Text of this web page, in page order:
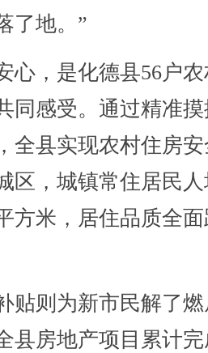
了地。”
，是化德县56户农
同感受。通过精准
全县实现农村住房
区，城镇常住居民
方米，居住品质全
则为新市民解了燃
县房地产项目累计